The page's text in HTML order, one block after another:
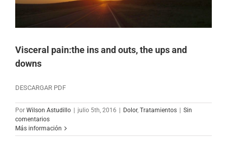
Visceral pain:the ins and outs, the ups and
downs
DESCARGAR PDF
Por Wilson Astudillo julio 5th, 2016 Dolor, Tratamientos
Sin
comentarios
Más información